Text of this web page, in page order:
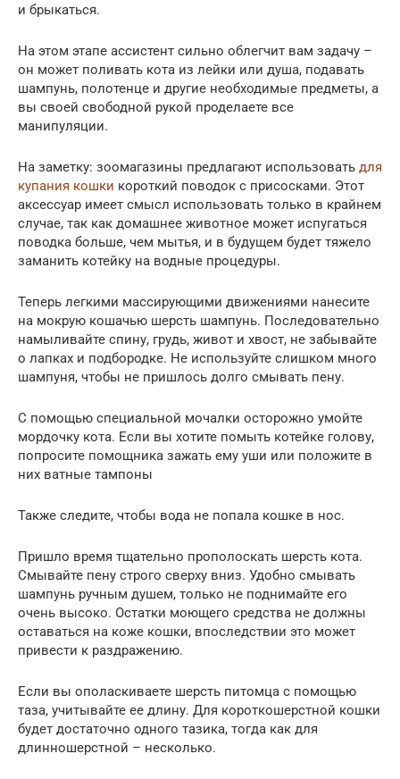
и брыкаться.
На этом этапе ассистент сильно облегчит вам задачу –
он может поливать кота из лейки или душа, подавать
шампунь, полотенце и другие необходимые предметы, а
вы своей свободной рукой проделаете все
манипуляции.
На заметку: зоомагазины предлагают использовать для
купания кошки короткий поводок с присосками. Этот
аксессуар имеет смысл использовать только в крайнем
случае, так как домашнее животное может испугаться
поводка больше, чем мытья, и в будущем будет тяжело
заманить котейку на водные процедуры.
Теперь легкими массирующими движениями нанесите
на мокрую кошачью шерсть шампунь. Последовательно
намыливайте спину, грудь, живот и хвост, не забывайте
о лапках и подбородке. Не используйте слишком много
шампуня, чтобы не пришлось долго смывать пену.
С помощью специальной мочалки осторожно умойте
мордочку кота. Если вы хотите помыть котейке голову,
попросите помощника зажать ему уши или положите в
них ватные тампоны
Также следите, чтобы вода не попала кошке в нос.
Пришло время тщательно прополоскать шерсть кота.
Смывайте пену строго сверху вниз. Удобно смывать
шампунь ручным душем, только не поднимайте его
очень высоко. Остатки моющего средства не должны
оставаться на коже кошки, впоследствии это может
привести к раздражению.
Если вы ополаскиваете шерсть питомца с помощью
таза, учитывайте ее длину. Для короткошерстной кошки
будет достаточно одного тазика, тогда как для
длинношерстной – несколько.